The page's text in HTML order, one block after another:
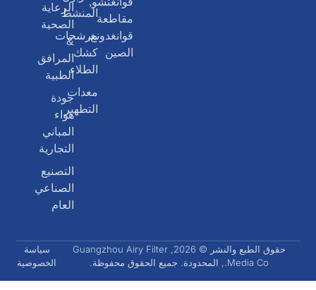
المنشط
مرشحات
كشك
الطلاء
معدات
التطهير
الرعاية
الصحية
&
المرافق
الطبية
جودة
هواء
المباني
التجارية
التصنيع
الصناعي
العام
مقاطعة
قوانغدونغ,
الصين
حقوق الطبع والنشر © 2026, Guangzhou Airy Filter
Media Co., المحدودة. جميع الحقوق محفوظة.
سياسة
الخصوصية